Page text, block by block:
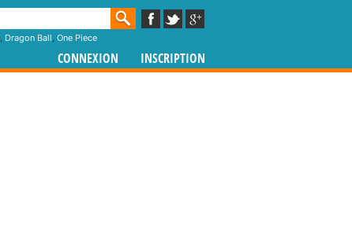
, Dragon Ball, One Piece
CONNEXION INSCRIPTION